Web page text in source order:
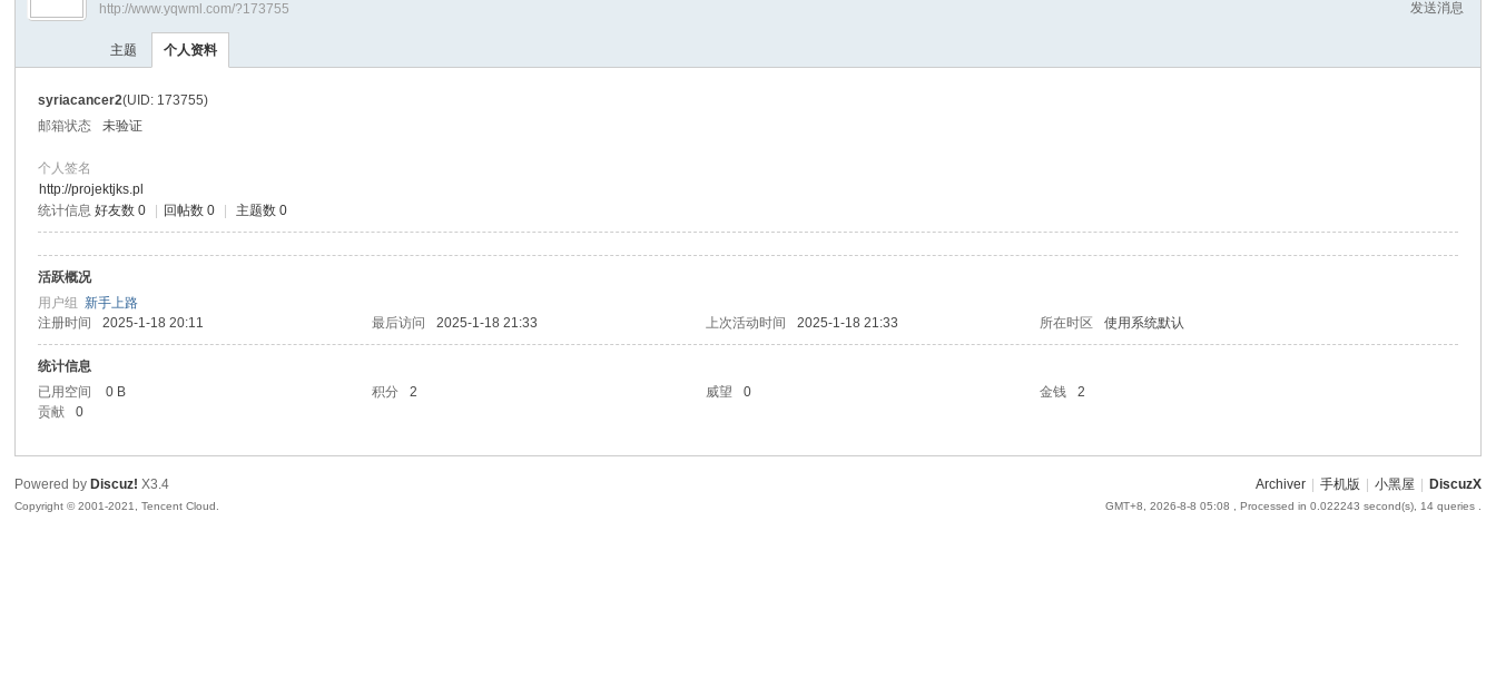
›
发送消息
http://www.yqwml.com/?173755
主题 个人资料
syriacancer2(UID: 173755)
邮箱状态
未验证
个人签名
http://projektjks.pl
统计信息 好友数 0 回帖数 0 主题数 0
活跃概况
用户组新手上路
注册时间
2025-1-18 20:11 最后访问 2025-1-18 21:33 上次活动时间 2025-1-18 21:33 所在时区 使用系统默认
统计信息
已用空间
0 B 积分 2 威望 0 金钱
2
贡献
0
Archiver 手机版 小黑屋 DiscuzX
GMT+8, 2026-8-8 05:08 , Processed in 0.022243 second(s), 14 queries .
Powered by Discuz! X3.4
Copyright © 2001-2021, Tencent Cloud.